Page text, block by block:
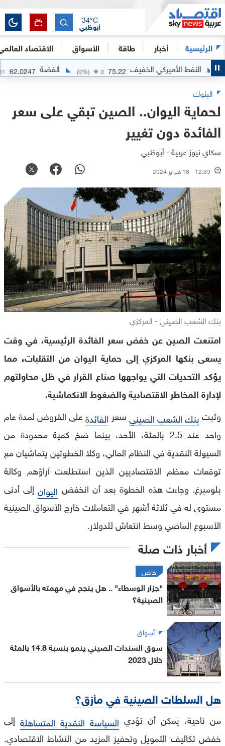
الرئيسية أخبار طاقة الأسواق الاقتصاد
أبوظبي
34°C
النفط الأميركي الخفيف 75.22
0
(0 %) الفضة 62.0247
-0.0531
البنوك
لحماية اليوان.. الصين تبقي على سعر
الفائدة دون تغيير
سكاي نيوز عربية - أبوظبي
12:39 - 18 فبراير 2024
بنك الشعب الصيني - المركزي
امتنعت الصين عن خفض سعر الفائدة الرئيسية، في وقت
يسعى بنكها المركزي إلى حماية اليوان من التقلبات، مما
يؤكد التحديات التي يواجهها صناع القرار في ظل محاولتهم
لإدارة المخاطر الاقتصادية والضغوط الانكماشية.
وثبتبنك الشعب الصينيسعر الفائدة على القروض لمدة عام
واحد عند 2.5 بالمئة، الأحد، بينما ضخ كمية محدودة من
السيولة النقدية في النظام المالي، وكلا الخطوتين يتماشيان مع
توقعات معظم الاقتصاديين الذين استطلعت آراؤهم وكالة
بلومبرغ. وجاءت هذه الخطوة بعد أن انخفض اليوان إلى أدنى
مستوى له في ثلاثة أشهر في التعاملات خارج الأسواق الصينية
الأسبوع الماضي وسط انتعاش للدولار.
أخبار ذات صلة
خاص
"جزار الوسطاء" .. هل ينجح في مهمته بالأسواق
الصينية؟
أسواق
سوق السندات الصيني ينمو بنسبة 14.8 بالمئة
خلال 2023
هل السلطات الصينية في مأزق؟
من ناحية، يمكن أن تؤدي السياسة النقدية المتساهلة إلى
خفض تكاليف التمويل وتحفيز المزيد من النشاط الاقتصادي.